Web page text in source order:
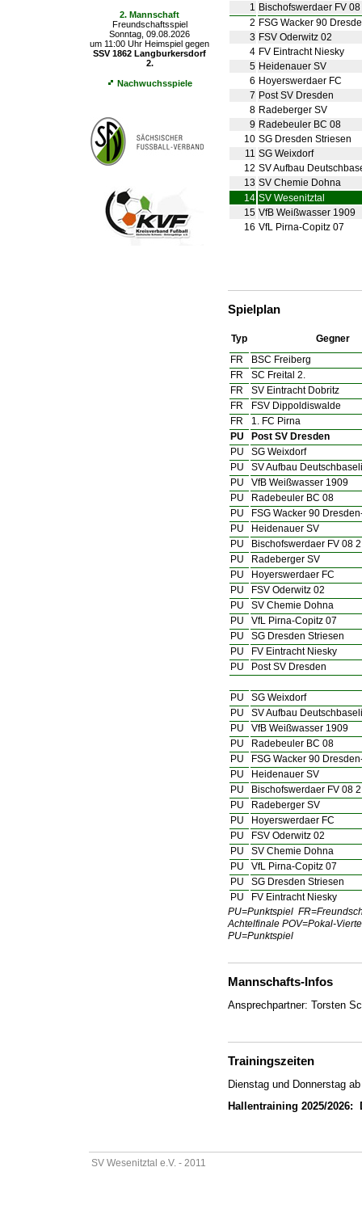
2. Mannschaft
Freundschaftsspiel
Sonntag, 09.08.2026
um 11:00 Uhr Heimspiel gegen
SSV 1862 Langburkersdorf
2.
Nachwuchsspiele
1 Bischofswerdaer FV 08
2 FSG Wacker 90
3 FSV Oderwitz 02
4 FV Eintracht Niesky
5 Heidenauer SV
6 Hoyerswerdaer FC
7 Post SV Dresden
8 Radeberger SV
9 Radebeuler BC 08
10 SG Dresden Striesen
11 SG Weixdorf
12 SV Aufbau
13 SV Chemie Dohna
14 SV Wesenitztal
15 VfB Weißwasser 1909
16 VfL Pirna-Copitz 07
Spielplan
Typ
Gegner
FR
BSC Freiberg
FR
SC Freital 2.
FR
SV Eintracht Dobritz
FR
FSV Dippoldiswalde
FR
1. FC Pirna
PU
Post SV Dresden
PU
SG Weixdorf
PU
SV Aufbau
PU
VfB Weißwasser 1909
PU
Radebeuler BC 08
PU
FSG Wacker 90
PU
Heidenauer SV
PU
Bischofswerdaer FV 08
PU
Radeberger SV
PU
Hoyerswerdaer FC
PU
FSV Oderwitz 02
PU
SV Chemie Dohna
PU
VfL Pirna-Copitz 07
PU
SG Dresden Striesen
PU
FV Eintracht Niesky
PU
Post SV Dresden
PU
SG Weixdorf
PU
SV Aufbau
PU
VfB Weißwasser 1909
PU
Radebeuler BC 08
PU
FSG Wacker 90
PU
Heidenauer SV
PU
Bischofswerdaer FV 08
PU
Radeberger SV
PU
Hoyerswerdaer FC
PU
FSV Oderwitz 02
PU
SV Chemie Dohna
PU
VfL Pirna-Copitz 07
PU
SG Dresden Striesen
PU
FV Eintracht Niesky
PU=Punktspiel
Achtelfinale POV=Pokal-
PU=Punktspiel
Mannschafts-Infos
Ansprechpartner: Torsten
Trainingszeiten
Dienstag und Donnerstag
Hallentraining 2025/2026:
SV Wesenitztal e.V. - 2011